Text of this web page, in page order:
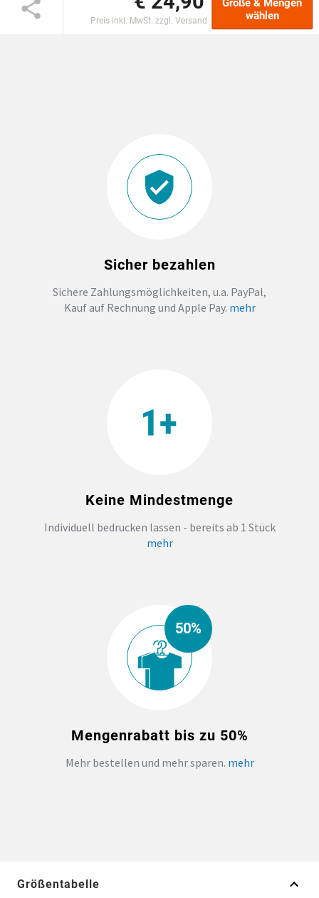
ZAHNARZTPRAXIS
FOTOTASSEN UND MEHR
GROSSBESTELLUNG
Preis inkl. MwSt. zzgl. Versand
Größe & Mengen
wählen
Sicher bezahlen
Sichere Zahlungsmöglichkeiten, u.a. PayPal,
Kauf auf Rechnung und Apple Pay. mehr
Keine Mindestmenge
Individuell bedrucken lassen - bereits ab 1 Stück
mehr
50%
Mengenrabatt bis zu 50%
Mehr bestellen und mehr sparen. mehr
Größentabelle